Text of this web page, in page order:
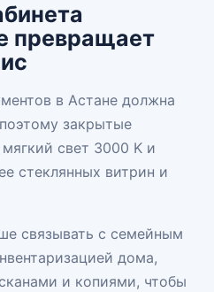
превращает
в Астане должна
закрытые
свет 3000 K и
стеклянных витрин и
связывать с семейным
дома,
сканами и копиями, чтобы